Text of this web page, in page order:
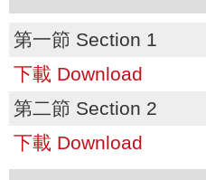
第一節 Section 1
下載 Download
第二節 Section 2
下載 Download